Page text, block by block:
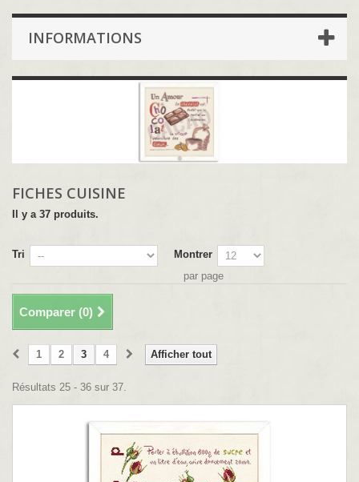
INFORMATIONS
FICHES CUISINE
Il y a 37 produits.
Tri
Montrer
par page
Comparer (0)
Afficher tout
1 2 3 4
Résultats 25 - 36 sur 37.